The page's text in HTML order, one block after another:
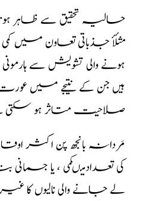
حالیہ تحقیق سے ظاہر
مثلأٔ جذباتی تعاون میں
ہونے والی تشویش سے
ہیں جن کے نتیجے میں عورت
صلاحیت متاثر ہو سکتی
مَردانہ بانجھ پن اکثر
کی تعدادمیںکمی ، یا
لے جانے والی نالیوں کا